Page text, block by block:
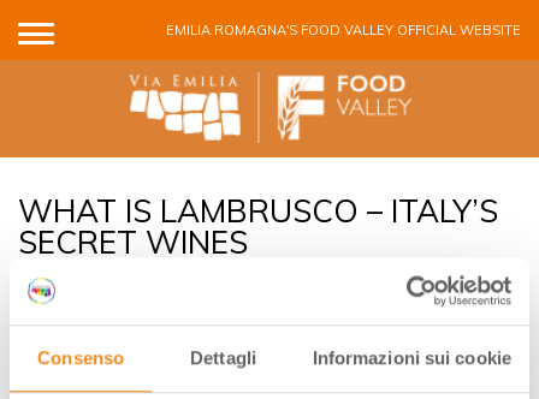
Consenso Dettagli Informazioni sui cookie
EMILIA ROMAGNA'S FOOD VALLEY OFFICIAL WEBSITE
WHAT IS LAMBRUSCO – ITALY’S
SECRET WINES
When you think of Italian wines, what do you think of?
More often it is the Tuscan wines, like Sangiovese, Chianti